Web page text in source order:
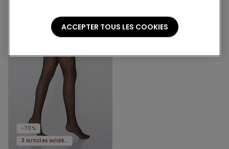
-70%
3 articles soldés, -70 %
ACCEPTER TOUS LES COOKIES